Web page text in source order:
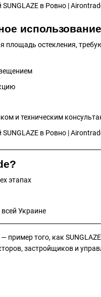
площадь остекления,
и техническим
этапах
Украине
пример того, как
застройщиков и